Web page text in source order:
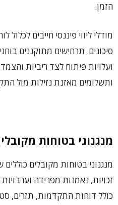
הזמן.
מודלי ליווי פיננסי חייבים
סיכונים. תרחישים מתוקננים
ועלויות פיתוח לצד ריביות
ותשלומים מאזנת נזילות מול
מנגנוני בטוחות
מנגנוני בטוחות מקובלים
זכויות, נאמנות מפרידה
כולל דוחות התקדמות, תזרים,